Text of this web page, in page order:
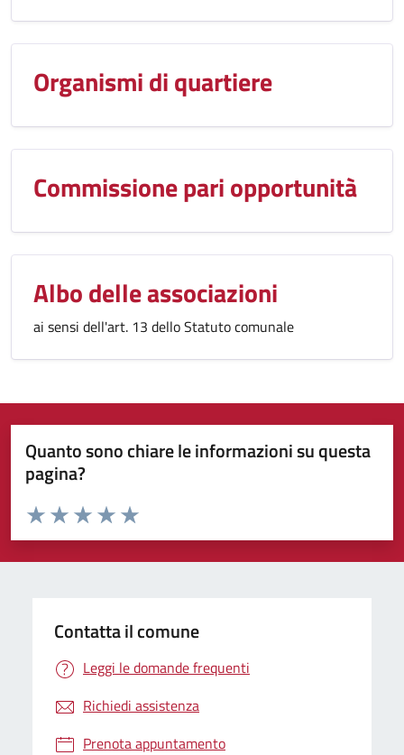
Organismi di quartiere
Commissione pari opportunità
Albo delle associazioni
ai sensi dell'art. 13 dello Statuto comunale
Quanto sono chiare le informazioni su questa
pagina?
Valuta da 1 a 5 stelle la pagina
Valuta 5 stelle su 5
Valuta 4 stelle su 5
Valuta 3 stelle su 5
Valuta 2 stelle su 5
Valuta 1 stelle su 5
Contatta il comune
Leggi le domande frequenti
Richiedi assistenza
Prenota appuntamento